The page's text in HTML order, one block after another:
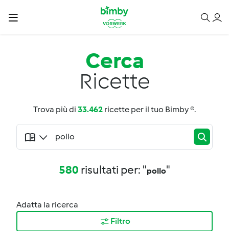
Cerca
Ricette
Trova più di 33.462 ricette per il tuo Bimby ®.
580 risultati per: "pollo"
Adatta la ricerca
Filtro